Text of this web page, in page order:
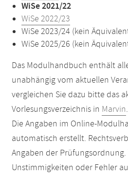
WiSe 2021/22
WiSe 2022/23
WiSe 2023/24 (kein
WiSe 2025/26 (kein
Das Modulhandbuch enthält
unabhängig vom aktuellen
vergleichen Sie dazu bitte das
Vorlesungsverzeichnis in Marvin.
Die Angaben im Online-
automatisch erstellt.
Angaben der Prüfungsordnung.
Unstimmigkeiten oder Fehler